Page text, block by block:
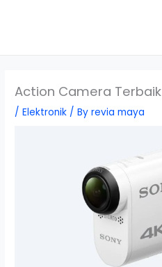
Action Camera Terbaik
/Elektronik / Byrevia maya